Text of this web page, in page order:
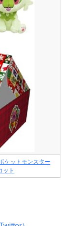
ケットモンスター
ット